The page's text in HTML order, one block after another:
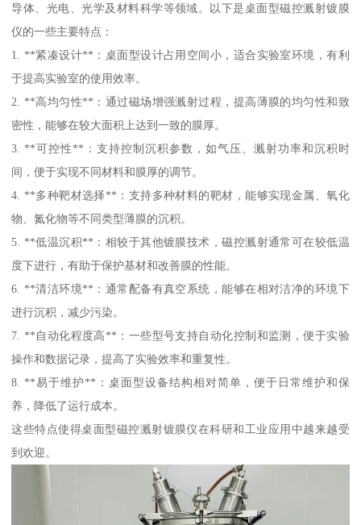
导体、光电、光学及材料科学等领域。以下是桌面型磁控溅射镀膜
仪的一些主要特点：
1. **紧凑设计**：桌面型设计占用空间小，适合实验室环境，有利
于提高实验室的使用效率。
2. **高均匀性**：通过磁场增强溅射过程，提高薄膜的均匀性和致
密性，能够在较大面积上达到一致的膜厚。
3. **可控性**：支持控制沉积参数，如气压、溅射功率和沉积时
间，便于实现不同材料和膜厚的调节。
4. **多种靶材选择**：支持多种材料的靶材，能够实现金属、氧化
物、氮化物等不同类型薄膜的沉积。
5. **低温沉积**：相较于其他镀膜技术，磁控溅射通常可在较低温
度下进行，有助于保护基材和改善膜的性能。
6. **清洁环境**：通常配备有真空系统，能够在相对洁净的环境下
进行沉积，减少污染。
7. **自动化程度高**：一些型号支持自动化控制和监测，便于实验
操作和数据记录，提高了实验效率和重复性。
8. **易于维护**：桌面型设备结构相对简单，便于日常维护和保
养，降低了运行成本。
这些特点使得桌面型磁控溅射镀膜仪在科研和工业应用中越来越受
到欢迎。